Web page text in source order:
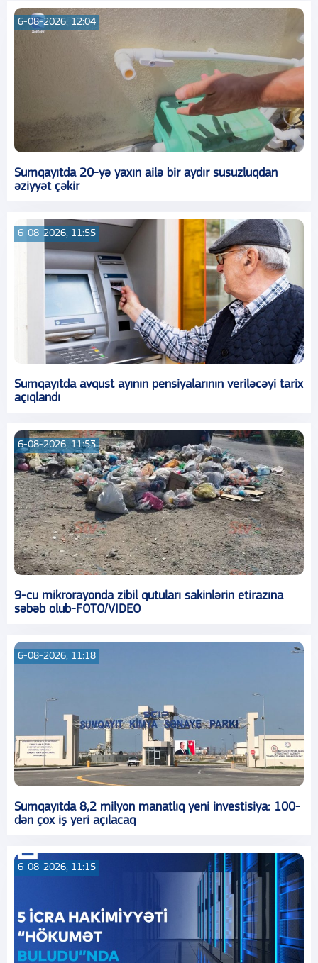
6-08-2026, 12:04
Sumqayıtda 20-yə yaxın ailə bir aydır susuzluqdan
əziyyət çəkir
6-08-2026, 11:55
Sumqayıtda avqust ayının pensiyalarının veriləcəyi tarix
açıqlandı
6-08-2026, 11:53
9-cu mikrorayonda zibil qutuları sakinlərin etirazına
səbəb olub-FOTO/VIDEO
6-08-2026, 11:18
Sumqayıtda 8,2 milyon manatlıq yeni investisiya: 100-
dən çox iş yeri açılacaq
6-08-2026, 11:15